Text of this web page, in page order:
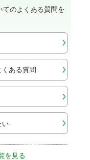
てのよくある質問を
ある質問
い
を見る